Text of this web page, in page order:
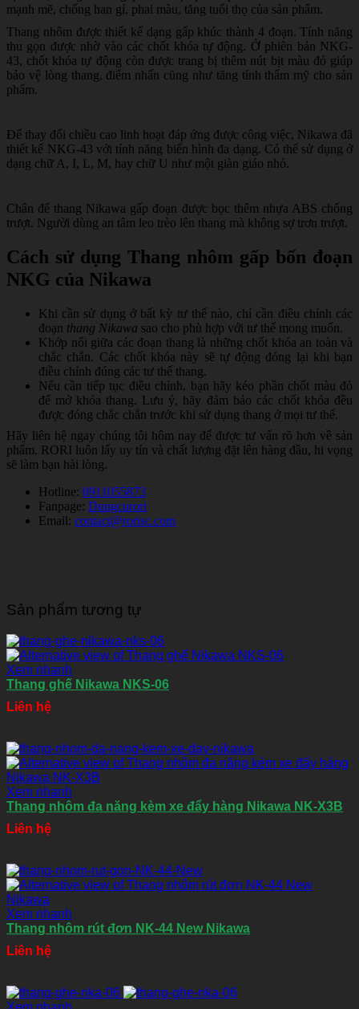
mạnh mẽ, chống han gỉ, phai màu, tăng tuổi thọ của sản phẩm.
Thang nhôm được thiết kế dạng gấp khúc thành 4 đoạn. Tính năng
thu gọn được nhờ vào các chốt khóa tự động. Ở phiên bản NKG-
43, chốt khóa tự động còn được trang bị thêm nút bịt màu đỏ giúp
bảo vệ lòng thang, điểm nhấn cũng như tăng tính thẩm mỹ cho sản
phẩm.
Để thay đổi chiều cao linh hoạt đáp ứng được công việc, Nikawa đã
thiết kế NKG-43 với tính năng biến hình đa dạng. Có thể sử dụng ở
dạng chữ A, I, L, M, hay chữ U như một giàn giáo nhỏ.
Chân đế thang Nikawa gấp đoạn được bọc thêm nhựa ABS chống
trượt. Người dùng an tâm leo trèo lên thang mà không sợ trơn trượt.
Cách sử dụng Thang nhôm gấp bốn đoạn
NKG của Nikawa
Khi cần sử dụng ở bất kỳ tư thế nào, chỉ cần điều chỉnh các
đoạn thang Nikawa sao cho phù hợp với tư thế mong muốn.
Khớp nối giữa các đoạn thang là những chốt khóa an toàn và
chắc chắn. Các chốt khóa này sẽ tự động đóng lại khi bạn
điều chỉnh đúng các tư thế thang.
Nếu cần tiếp tục điều chỉnh, bạn hãy kéo phần chốt màu đỏ
để mở khóa thang. Lưu ý, hãy đảm bảo các chốt khóa đều
được đóng chắc chắn trước khi sử dụng thang ở mọi tư thế.
Hãy liên hệ ngay chúng tôi hôm nay để được tư vấn rõ hơn về sản
phẩm. RORI luôn lấy uy tín và chất lượng đặt lên hàng đầu, hi vọng
sẽ làm bạn hài lòng.
Hotline: 0911055873
Fanpage: Dungcurori
Email: contact@rorisc.com
Sản phẩm tương tự
Xem nhanh
Thang ghế Nikawa NKS-06
Liên hệ
Xem nhanh
Thang nhôm đa năng kèm xe đẩy hàng Nikawa NK-X3B
Liên hệ
Xem nhanh
Thang nhôm rút đơn NK-44 New Nikawa
Liên hệ